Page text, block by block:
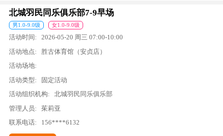
北城羽民同乐俱乐部7-9早场
男1.0-9.0级 女1.0-9.0级
活动时间: 2026-05-20 周三 07:00-10:00
活动地点:
胜古体育馆（安贞店）
活动场地:
活动类型:
固定活动
活动组织机构:
北城羽民同乐俱乐部
管理人员:
茱莉亚
联系电话:
156****6132